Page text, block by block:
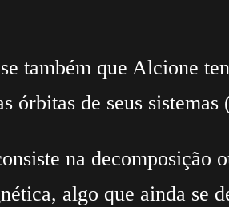
também que Alcione
órbitas de seus
na decomposição
algo que ainda se